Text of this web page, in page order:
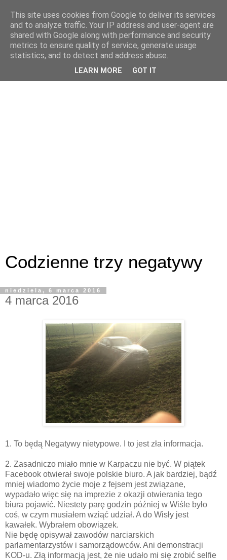
Codzienne trzy negatywy
niedziela, 6 marca 2016
4 marca 2016
1. To będą Negatywy nietypowe. I to jest zła informacja.
2. Zasadniczo miało mnie w Karpaczu nie być. W piątek
Facebook otwierał swoje polskie biuro. A jak bardziej, bądź
mniej wiadomo życie moje z fejsem jest związane,
wypadało więc się na imprezie z okazji otwierania tego
biura pojawić. Niestety parę godzin później w Wiśle było
coś, w czym musiałem wziąć udział. A do Wisły jest
kawałek. Wybrałem obowiązek.
Nie będę opisywał zawodów narciarskich
parlamentarzystów i samorządowców. Ani demonstracji
KOD-u. Złą informacją jest, że nie udało mi się zrobić selfie
This site uses cookies from Google to deliver its services
and to analyze traffic. Your IP address and user-agent are
shared with Google along with performance and security
metrics to ensure quality of service, generate usage
statistics, and to detect and address abuse.
LEARN MORE GOT IT